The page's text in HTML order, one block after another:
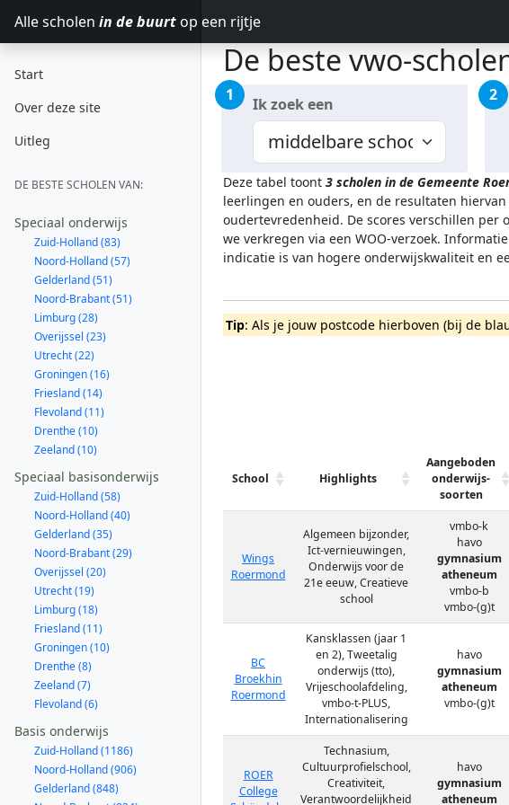
Alle scholen in de buurt op een rijtje
Start
Over deze site
Uitleg
DE BESTE SCHOLEN VAN:
Speciaal onderwijs
Zuid-Holland (83)
Noord-Holland (57)
Gelderland (51)
Noord-Brabant (51)
Limburg (28)
Overijssel (23)
Utrecht (22)
Groningen (16)
Friesland (14)
Flevoland (11)
Drenthe (10)
Zeeland (10)
Speciaal basisonderwijs
Zuid-Holland (58)
Noord-Holland (40)
Gelderland (35)
Noord-Brabant (29)
Overijssel (20)
Utrecht (19)
Limburg (18)
Friesland (11)
Groningen (10)
Drenthe (8)
Zeeland (7)
Flevoland (6)
Basis onderwijs
Zuid-Holland (1186)
Noord-Holland (906)
Gelderland (848)
De beste vwo-
1 Ik zoek een 2
Deze tabel toont 3 scholen in de Gemeente
leerlingen en ouders, en de resultaten
oudertevredenheid. De scores verschillen per
we verkregen via een WOO-verzoek.
indicatie is van hogere onderwijskwaliteit en
Tip: Als je jouw postcode hierboven (bij de
School Highlights
Aangeboden
onderwijs-
soorten
Wings
Roermond
Algemeen bijzonder,
Ict-vernieuwingen,
Onderwijs voor de
21e eeuw, Creatieve
school
vmbo-k
havo
gymnasium
atheneum
vmbo-b
vmbo-(g)t
BC
Broekhin
Roermond
Kansklassen (jaar 1
en 2), Tweetalig
onderwijs (tto),
Vrijeschoolafdeling,
vmbo-t-PLUS,
Internationalisering
havo
gymnasium
atheneum
vmbo-(g)t
ROER
College
Technasium,
Cultuurprofielschool,
Creativiteit,
Verantwoordelijkheid
havo
gymnasium
atheneum